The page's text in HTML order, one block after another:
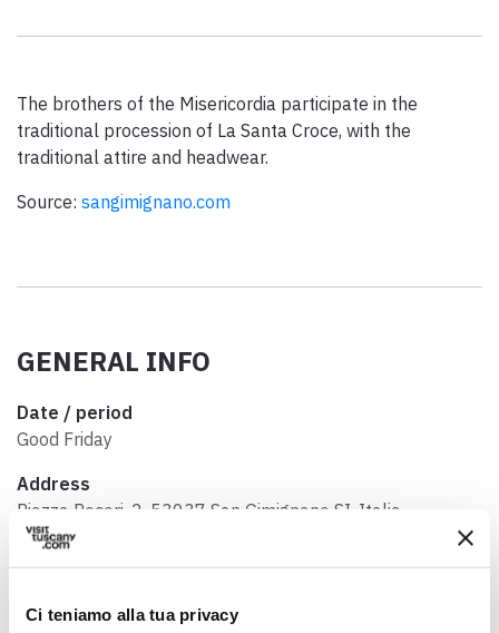
Ci teniamo alla tua privacy
along the Tuscan Via Francigena.
ENGLISH keyboard_arrow_up
The brothers of the Misericordia participate in the
traditional procession of La Santa Croce, with the
traditional attire and headwear.
Source: sangimignano.com
GENERAL INFO
Date / period
Good Friday
Address
Piazza Pecori, 2, 53037 San Gimignano SI, Italia
Municipality
GPS coordinates